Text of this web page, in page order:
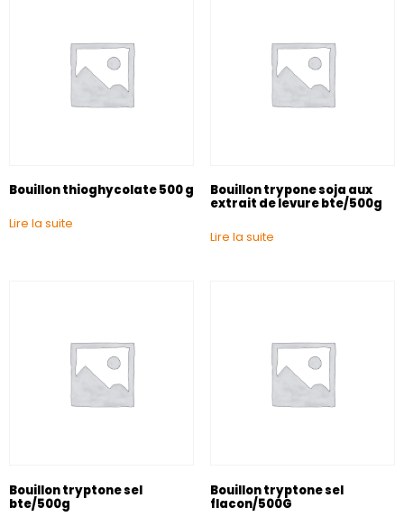
Bouillon thioghycolate 500 g
Lire la suite
Bouillon trypone soja aux
extrait de levure bte/500g
Lire la suite
Bouillon tryptone sel
bte/500g
Bouillon tryptone sel
flacon/500G